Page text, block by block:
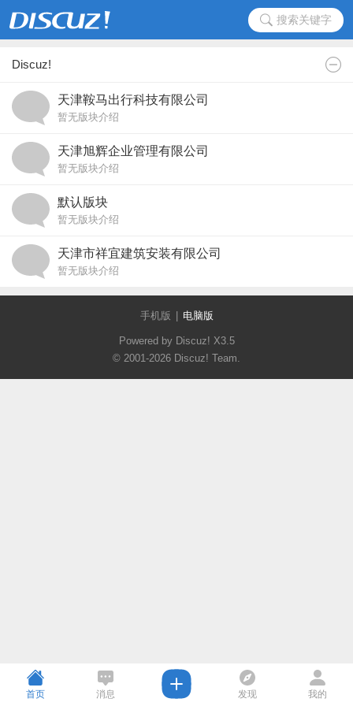
搜索关键字
Discuz!
天津鞍马出行科技有限公司
暂无版块介绍
天津旭辉企业管理有限公司
暂无版块介绍
默认版块
暂无版块介绍
天津市祥宜建筑安装有限公司
暂无版块介绍
手机版 电脑版
Powered by Discuz! X3.5
© 2001-2026 Discuz! Team.
首页 消息 发现 我的